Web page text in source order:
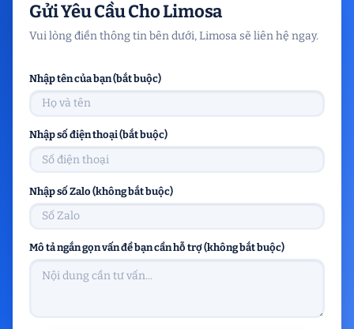
Gửi Yêu Cầu Cho Limosa
Vui lòng điền thông tin bên dưới, Limosa sẽ liên hệ ngay.
Nhập tên của bạn (bắt buộc)
Nhập số điện thoại (bắt buộc)
Nhập số Zalo (không bắt buộc)
Mô tả ngắn gọn vấn đề bạn cần hỗ trợ (không bắt buộc)